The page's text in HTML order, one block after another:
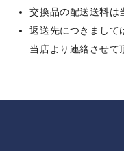
交換品の配送送料は
返送先につきまして
当店より連絡させて